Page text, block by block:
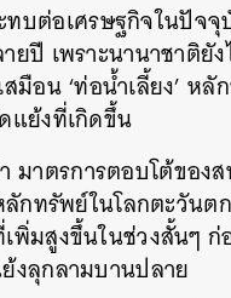
ทบต่อเศรษฐกิจในปัจ
ปี เพราะนานาชาติ
มือน ‘ท่อน้ำเลี้ยง’ ห
แย้งที่เกิดขึ้น
มาตรการตอบโต้ของ
ลักทรัพย์ในโลกตะวัน
พิ่มสูงขึ้นในช่วงสั้นๆ
งลุกลามบานปลาย